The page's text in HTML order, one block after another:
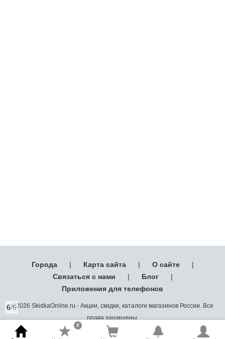
6/6
Города | Карта сайта | О сайте
|
Связаться с нами
| Блог
|
Приложения для телефонов
©2026 SkidkaOnline.ru - Акции, скидки, каталоги магазинов России. Все
права защищены.
0